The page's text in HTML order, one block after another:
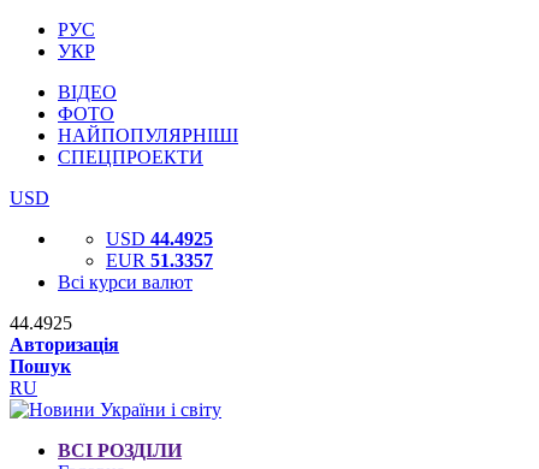
РУС
УКР
ВІДЕО
ФОТО
НАЙПОПУЛЯРНІШІ
СПЕЦПРОЕКТИ
USD
USD 44.4925
EUR 51.3357
Всі курси валют
44.4925
Авторизація
Пошук
RU
ВСІ РОЗДІЛИ